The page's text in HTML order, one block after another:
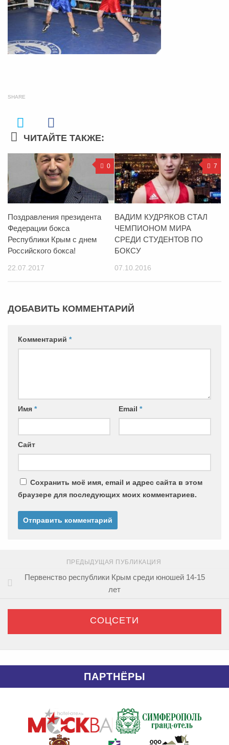
SHARE
ЧИТАЙТЕ ТАКЖЕ:
0
Поздравления президента
Федерации бокса
Республики Крым с днем
Российского бокса!
22.07.2017
7
ВАДИМ КУДРЯКОВ СТАЛ
ЧЕМПИОНОМ МИРА
СРЕДИ СТУДЕНТОВ ПО
БОКСУ
07.10.2016
ДОБАВИТЬ КОММЕНТАРИЙ
Комментарий *
Имя * Email *
Сайт
Сохранить моё имя, email и адрес сайта в этом
браузере для последующих моих комментариев.
ПРЕДЫДУЩАЯ ПУБЛИКАЦИЯ
Первенство республики Крым среди юношей 14-15
лет
СОЦСЕТИ
ПАРТНЁРЫ